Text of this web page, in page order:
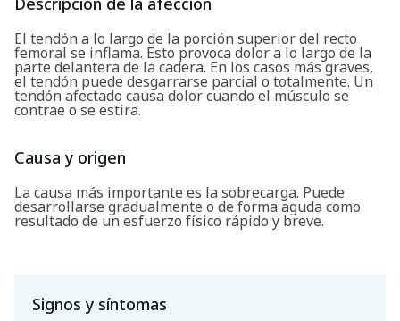
El tendón a lo largo de la porción superior del recto
femoral se inflama. Esto provoca dolor a lo largo de la
parte delantera de la cadera. En los casos más graves,
el tendón puede desgarrarse parcial o totalmente. Un
tendón afectado causa dolor cuando el músculo se
contrae o se estira.
Causa y origen
La causa más importante es la sobrecarga. Puede
desarrollarse gradualmente o de forma aguda como
resultado de un esfuerzo físico rápido y breve.
Signos y síntomas